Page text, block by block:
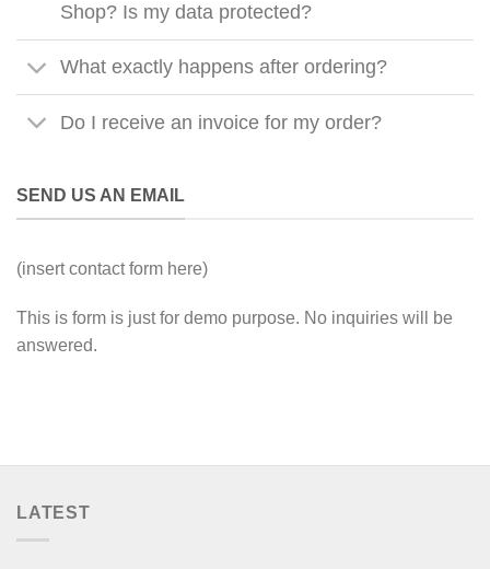
Shop? Is my data protected?
What exactly happens after ordering?
Do I receive an invoice for my order?
SEND US AN EMAIL
(insert contact form here)
This is form is just for demo purpose. No inquiries will be
answered.
LATEST